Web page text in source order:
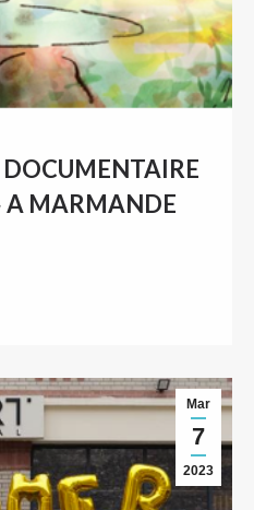
DOCUMENTAIRE
MARMANDE
Mar
7
2023